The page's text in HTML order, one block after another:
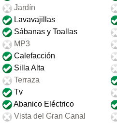
Jardín
Lavavajillas
Sábanas y Toallas
MP3
Calefacción
Silla Alta
Terraza
Tv
Abanico Eléctrico
Vista del Gran Canal